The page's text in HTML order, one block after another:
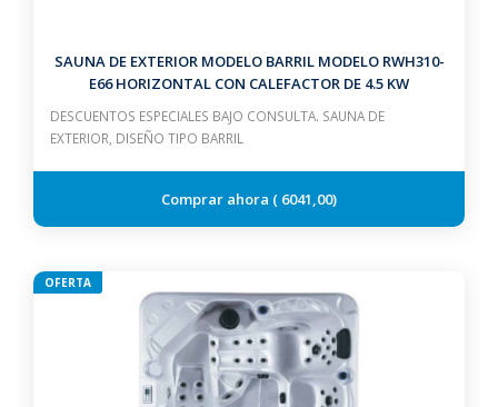
SAUNA DE EXTERIOR MODELO BARRIL MODELO RWH310-
E66 HORIZONTAL CON CALEFACTOR DE 4.5 KW
DESCUENTOS ESPECIALES BAJO CONSULTA. SAUNA DE
EXTERIOR, DISEÑO TIPO BARRIL
6041,00
OFERTA